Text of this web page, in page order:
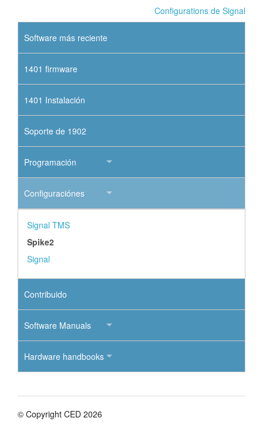
Configurations de Signal
Software más reciente
1401 firmware
1401 Instalación
Soporte de 1902
Programación
Configuraciónes
Signal TMS
Spike2
Signal
Contribuido
Software Manuals
Hardware handbooks
© Copyright CED 2026